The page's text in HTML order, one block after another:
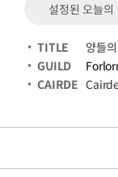
설정된 오늘
TITLE
양들
GUILD
CAIRDE